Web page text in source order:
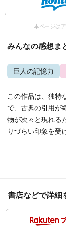
本ページは
みんなの感想ま
巨人の記憶力
この作品は、独特
で、古典の引用が
物が次々と現れる
りづらい印象を受
書店などで詳細